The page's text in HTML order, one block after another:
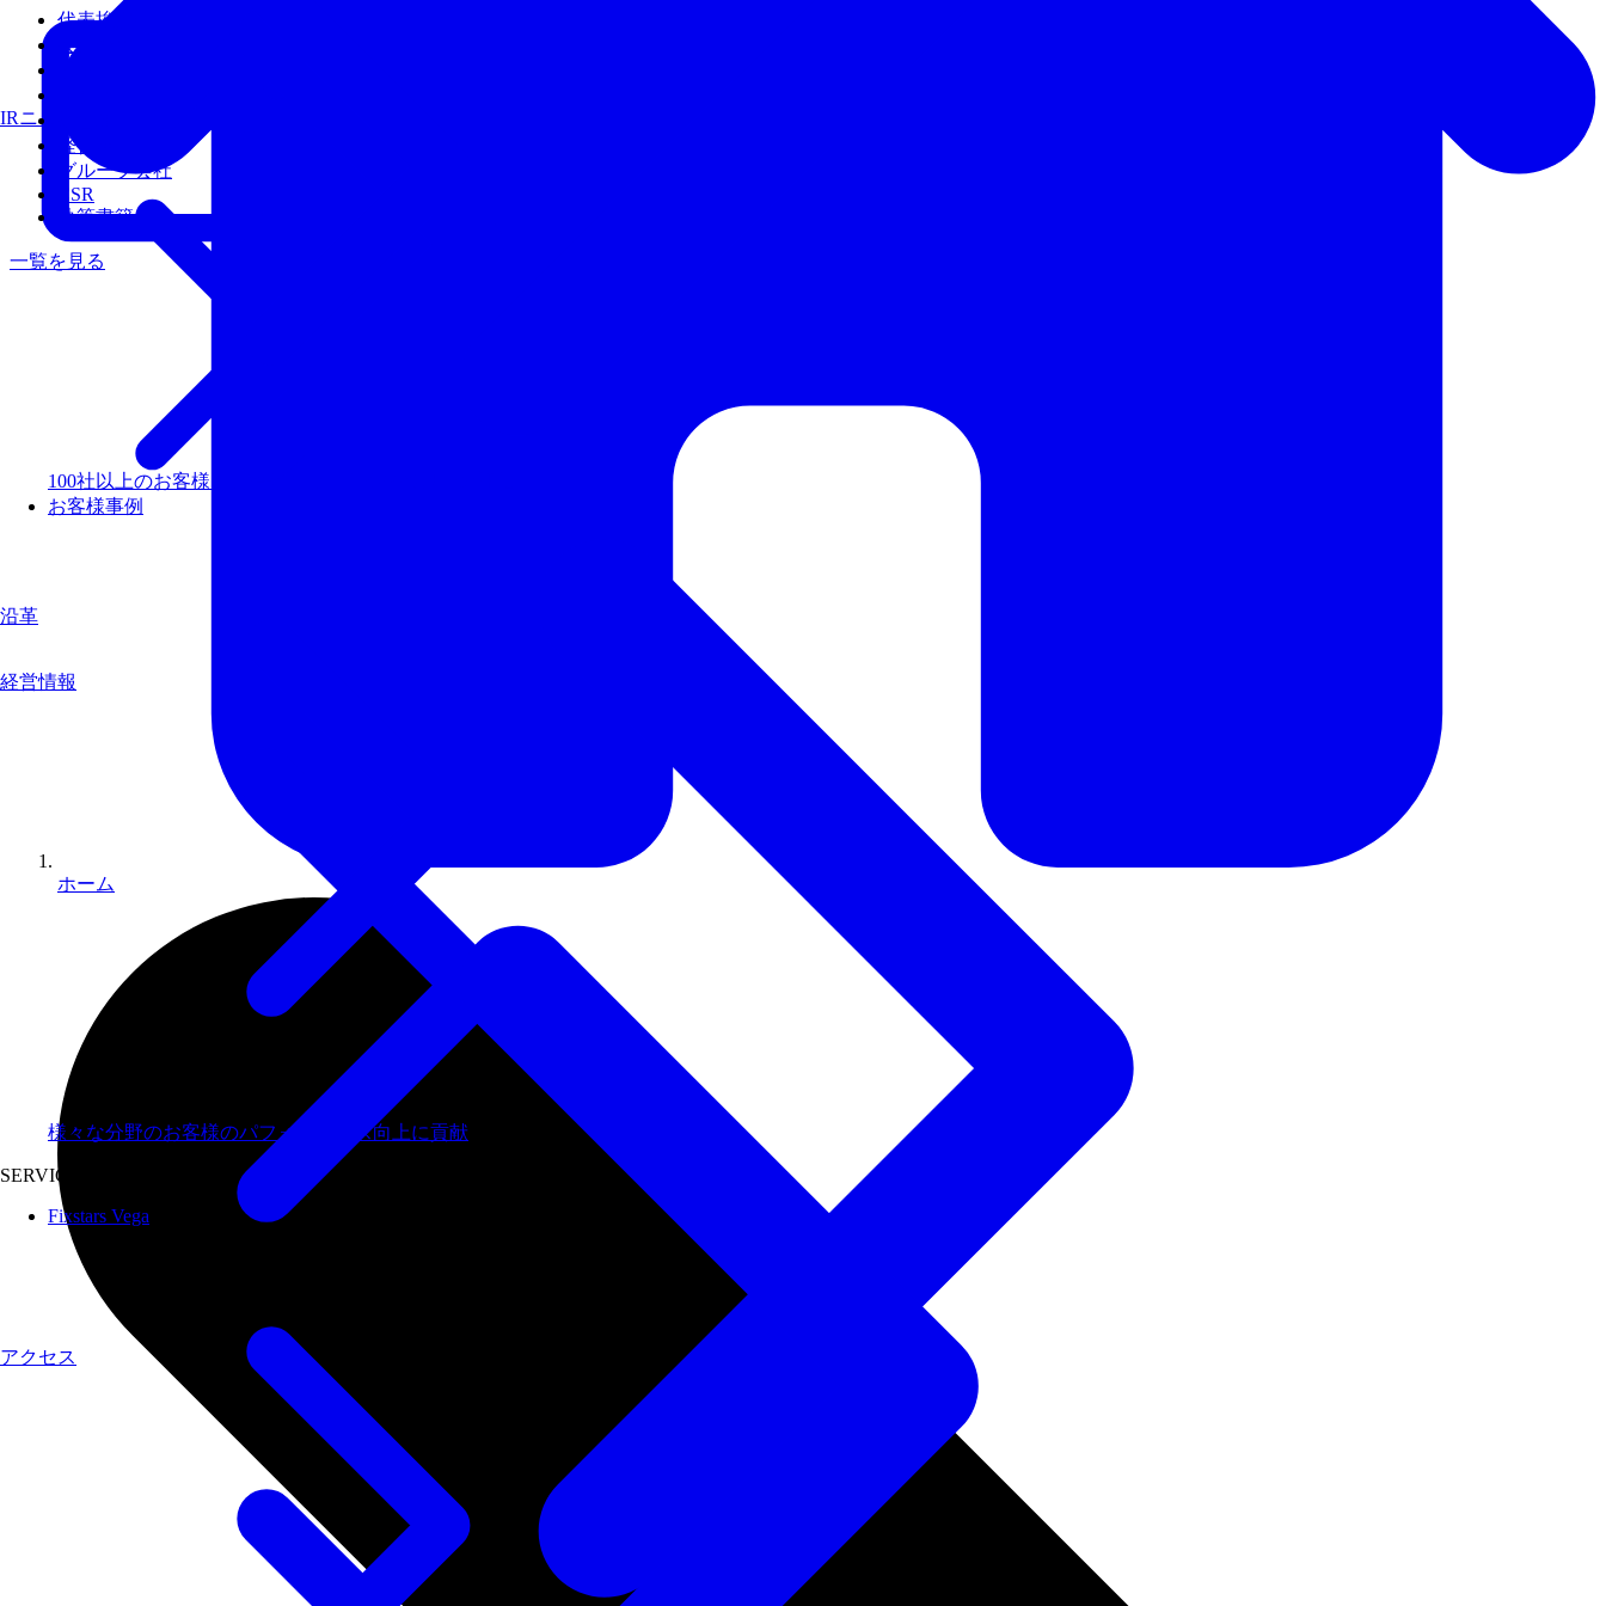
IRニュース
代表挨拶
会社概要
経営理念
グループ会社
CSR
執筆書籍
一覧を見る
沿革
アクセス
100社以上のお客様を支援しリピート率99％以上の評価
お客様事例
様々な分野のお客様のパフォーマンス向上に貢献
SERVICES
Fixstars Vega
経営情報
ホーム